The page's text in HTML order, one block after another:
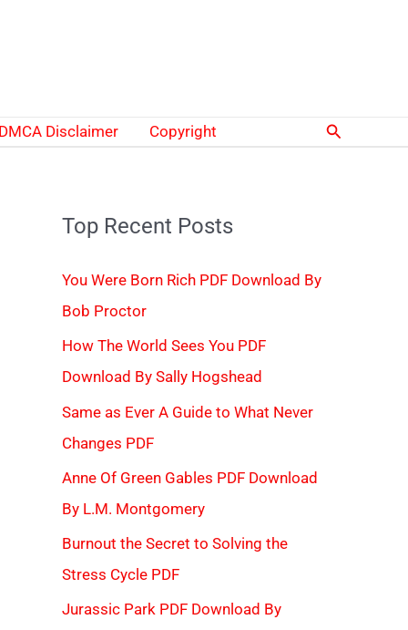
DMCA Disclaimer Copyright Search
Top Recent Posts
You Were Born Rich PDF Download By
Bob Proctor
How The World Sees You PDF
Download By Sally Hogshead
Same as Ever A Guide to What Never
Changes PDF
Anne Of Green Gables PDF Download
By L.M. Montgomery
Burnout the Secret to Solving the
Stress Cycle PDF
Jurassic Park PDF Download By